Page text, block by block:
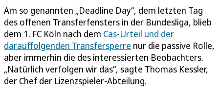
Am so genannten „Deadline Day“, dem letzten Tag
des offenen Transferfensters in der Bundesliga, blieb
dem 1. FC Köln nach dem Cas-Urteil und der
darauffolgenden Transfersperre nur die passive Rolle,
aber immerhin die des interessierten Beobachters.
„Natürlich verfolgen wir das“, sagte Thomas Kessler,
der Chef der Lizenzspieler-Abteilung.